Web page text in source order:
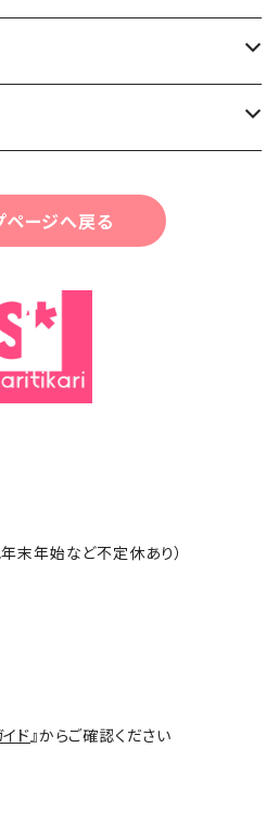
ページへ戻る
末年始など不定休あり）
ド 』からご確認ください